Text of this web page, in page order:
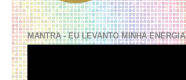
MANTRA - EU LEVANTO MINHA ENERGIA